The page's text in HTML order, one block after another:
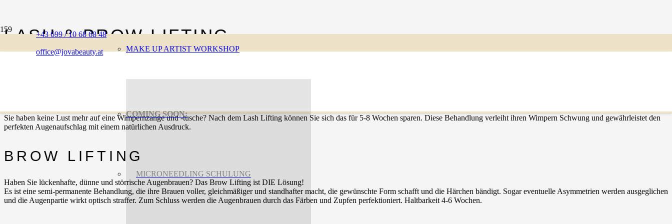
+43 699 / 10 68 68 48
office@jovabeauty.at MAKE UP ARTIST WORKSHOP
COMING SOON:
MICRONEEDLING SCHULUNG
LASH & BROW LIFTING
Sie haben keine Lust mehr auf eine Wimpernzange und -tusche? Nach dem Lash Lifting können Sie sich das für 5-8 Wochen sparen. Diese Behandlung verleiht ihren Wimpern Schwung und gewährleistet den
perfekten Augenaufschlag mit einem natürlichen Ausdruck.
BROW LIFTING
Haben Sie lückenhafte, dünne und störrische Augenbrauen? Das Brow Lifting ist DIE Lösung!
Es ist eine semi-permanente Behandlung, die ihre Brauen voller, gleichmäßiger und standhafter macht, die gewünschte Form schafft und die Härchen bändigt. Sogar eventuelle Asymmetrien werden ausgeglichen
und die Augenpartie wirkt optisch straffer. Zum Schluss werden die Augenbrauen durch das Färben und Zupfen perfektioniert. Haltbarkeit 4-6 Wochen.